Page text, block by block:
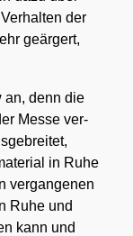
der
geär­gert,
an, denn die
Mes­se ver­
in Ruhe
ver­gan­ge­nen
Ruhe und
kann und